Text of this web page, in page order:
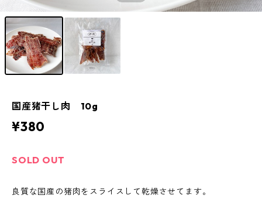
国産猪干し肉 10g
¥380
SOLD OUT
良質な国産の猪肉をスライスして乾燥させてます。